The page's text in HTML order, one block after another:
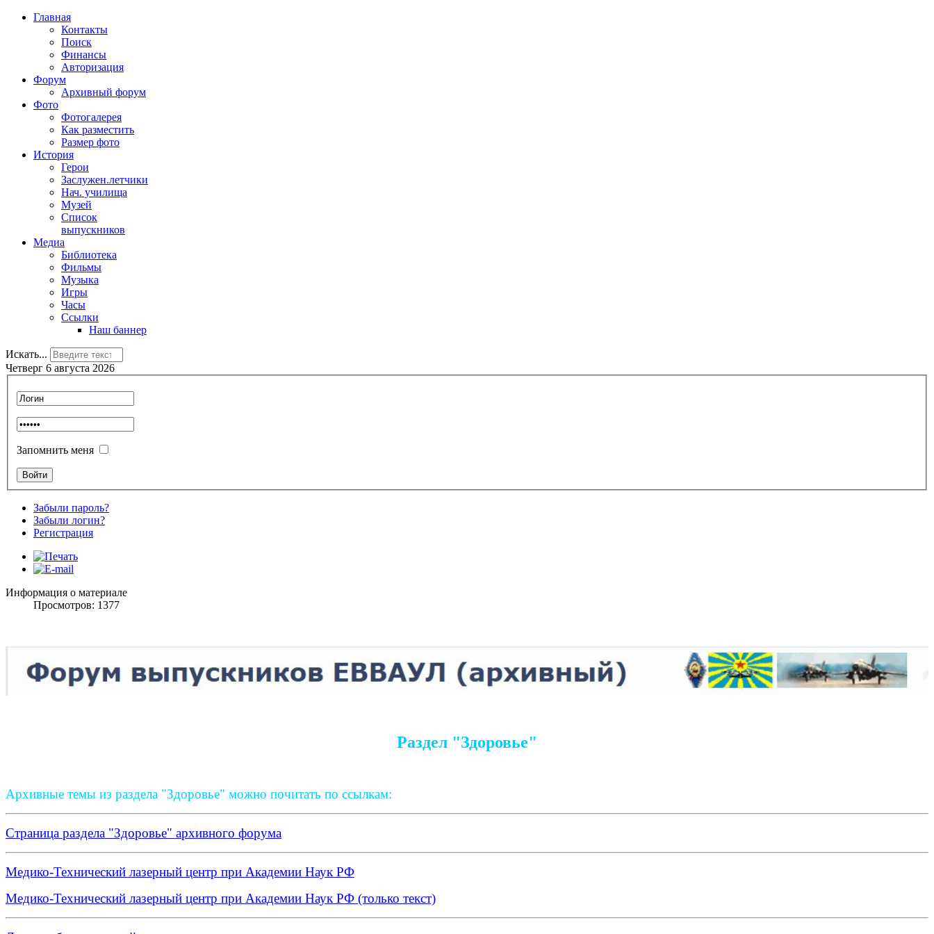
Главная
Контакты
Поиск
Финансы
Авторизация
Форум
Архивный форум
Фото
Фотогалерея
Как разместить
Размер фото
История
Герои
Заслужен.летчики
Нач. училища
Музей
Список
выпускников
Медиа
Библиотека
Фильмы
Музыка
Игры
Часы
Ссылки
Наш баннер
Искать...
Четверг 6 августа 2026
Запомнить меня
Забыли пароль?
Забыли логин?
Регистрация
Информация о материале
Просмотров: 1377
Раздел "Здоровье"
Архивные темы из раздела "Здоровье" можно почитать по ссылкам:
Страница раздела "Здоровье" архивного форума
Медико-Технический лазерный центр при Академии Наук РФ
Медико-Технический лазерный центр при Академии Наук РФ (только текст)